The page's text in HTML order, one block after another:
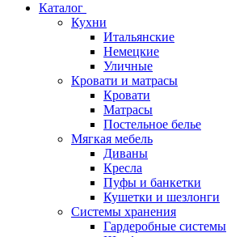
Каталог
Кухни
Итальянские
Немецкие
Уличные
Кровати и матрасы
Кровати
Матрасы
Постельное белье
Мягкая мебель
Диваны
Кресла
Пуфы и банкетки
Кушетки и шезлонги
Системы хранения
Гардеробные системы